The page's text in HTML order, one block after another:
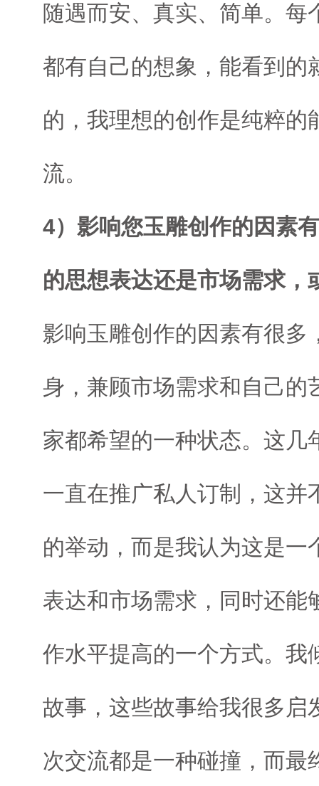
随遇而安、真实、简单。每
都有自己的想象，能看到的
的，我理想的创作是纯粹的
流。
4）影响您玉雕创作的因素
的思想表达还是市场需求，
影响玉雕创作的因素有很多
身，兼顾市场需求和自己的
家都希望的一种状态。这几
一直在推广私人订制，这并
的举动，而是我认为这是一
表达和市场需求，同时还能
作水平提高的一个方式。我
故事，这些故事给我很多启
次交流都是一种碰撞，而最